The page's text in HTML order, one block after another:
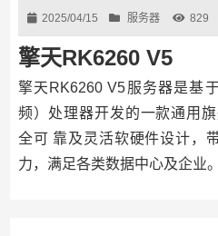
2025/04/15 服务器 829
擎天RK6260 V5
擎天RK6260 V5服务器是基
频）处理器开发的一款通用
全可 靠及灵活软硬件设计，
力，满足各类数据中心及企业。